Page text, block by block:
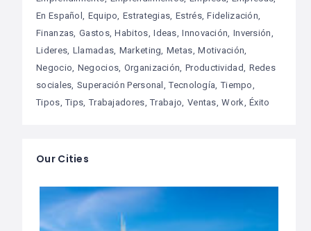
En Español Equipo Estrategias Estrés Fidelización
Finanzas Gastos Habitos Ideas Innovación Inversión
Lideres Llamadas Marketing Metas Motivación
Negocio Negocios Organización Productividad Redes
sociales Superación Personal Tecnología Tiempo
Tipos Tips Trabajadores Trabajo Ventas Work Éxito
Our Cities